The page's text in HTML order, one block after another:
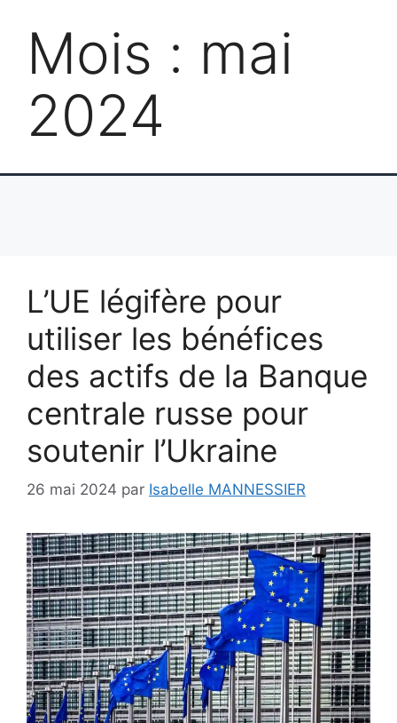
Mois : mai
2024
L’UE légifère pour
utiliser les bénéfices
des actifs de la Banque
centrale russe pour
soutenir l’Ukraine
26 mai 2024 par Isabelle MANNESSIER